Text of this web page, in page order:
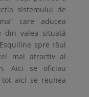
sistemului de
care aducea
din valea situată
spre râul
mai atractiv al
Aici se oficiau
aici se reunea